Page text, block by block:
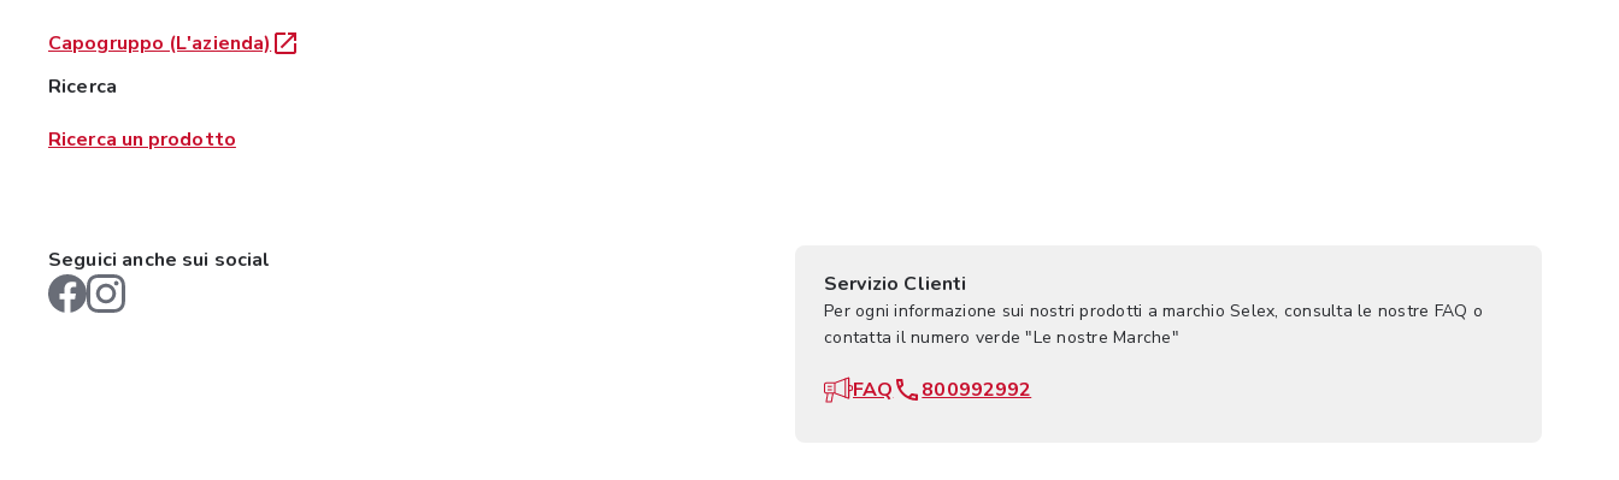
Capogruppo (L'azienda)
Ricerca
Ricerca un prodotto
Seguici anche sui social
Servizio Clienti
Per ogni informazione sui nostri prodotti a marchio Selex, consulta le nostre FAQ o
contatta il numero verde "Le nostre Marche"
FAQ 800992992